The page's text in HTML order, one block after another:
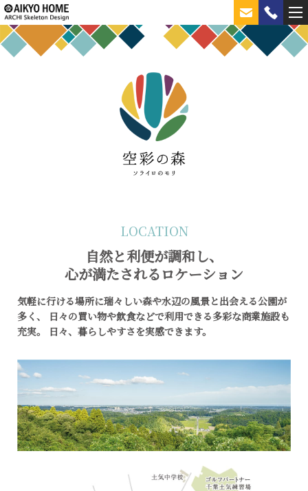
LOCATION
自然と利便が調和し、
心が満たされるロケーション
気軽に行ける場所に瑞々しい森や水辺の風景と出会える公園が
多く、
日々の買い物や飲食などで利用できる多彩な商業施設も
充実。
日々、暮らしやすさを実感できます。